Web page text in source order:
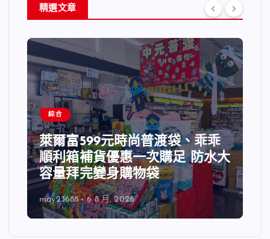
精選文章
綜合
萊爾富599元時尚普渡袋、乖乖
順利箱補貨優惠一次購足 防水大
容量拜完變身購物袋
may23688 6 8 月, 2026